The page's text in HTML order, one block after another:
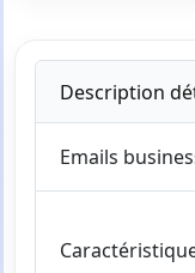
Description
Emails